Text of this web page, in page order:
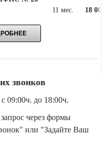
11 мес. 18
звонков
09:00ч. до 18:00ч.
через формы
или "Задайте Ваш